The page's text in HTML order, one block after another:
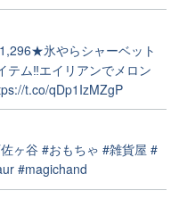
氷やらシャーベット
テム‼️エイリアンでメロン
t.co/qDp1IzMZgP
ヶ谷 #おもちゃ #雑貨屋 #
#magichand